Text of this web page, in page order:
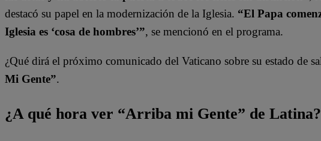
destacó su papel en la modernización de la Iglesia. “El Papa
Iglesia es ‘cosa de hombres’”, se mencionó en el programa.
¿Qué dirá el próximo comunicado del Vaticano sobre su estado de
Mi Gente”.
¿A qué hora ver “Arriba mi Gente” de Latina?